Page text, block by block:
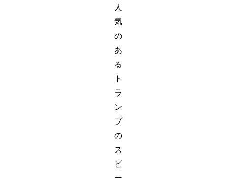
人
気
の
あ
る
ト
ラ
ン
プ
の
ス
ピ
ー